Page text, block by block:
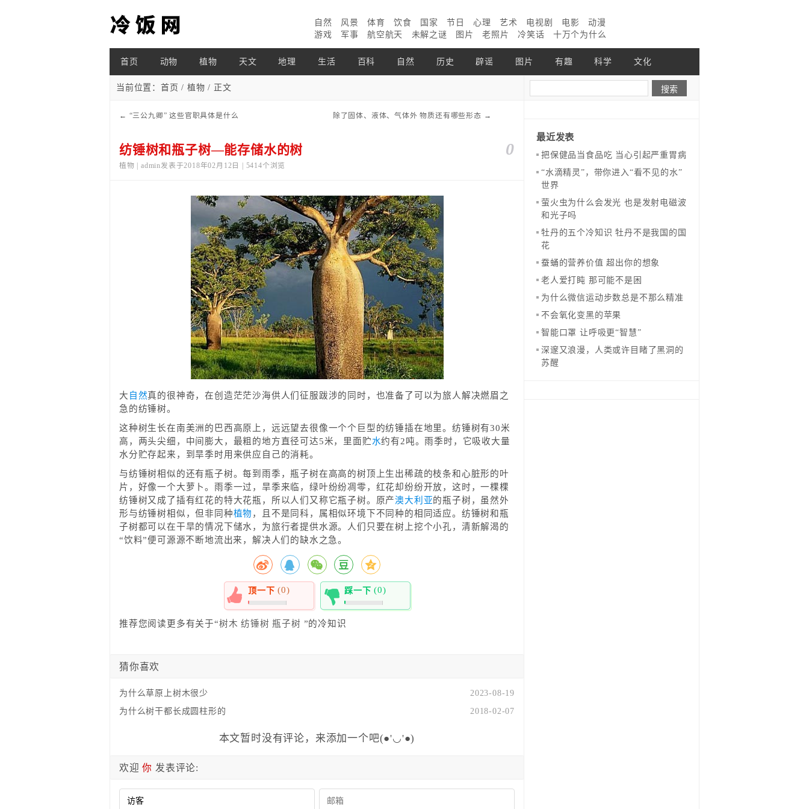
自然 风景 体育 饮食 国家 节日 心理 艺术 电视剧 电影
动漫
游戏
军事 航空航天 未解之谜 图片 老照片 冷笑话 十万个为什么
首页 动物 植物 天文 地理 生活 百科 自然 历史 辟谣 图片 有趣 科学 文化
当前位置： 首页 /植物 / 正文
← “三公九卿” 这些官职具体是什么 除了固体、液体、气体外 物质还有哪些形态 →
0
纺锤树和瓶子树—能存储水的树
植物 | admin发表于2018年02月12日 | 5414个浏览
大 自然真的很神奇，在创造茫茫沙海供人们征服跋涉的同时，也准备了可以为旅人解决燃眉之
急的纺锤树。
这种树生长在南美洲的巴西高原上，远远望去很像一个个巨型的纺锤插在地里。纺锤树有30米
高，两头尖细，中间膨大，最粗的地方直径可达5米，里面贮水约有2吨。雨季时，它吸收大量
水分贮存起来，到旱季时用来供应自己的消耗。
与纺锤树相似的还有瓶子树。每到雨季，瓶子树在高高的树顶上生出稀疏的枝条和心脏形的叶
片，好像一个大萝卜。雨季一过，旱季来临，绿叶纷纷凋零，红花却纷纷开放，这时，一棵棵
纺锤树又成了插有红花的特大花瓶，所以人们又称它瓶子树。原产澳大利亚的瓶子树，虽然外
形与纺锤树相似，但非同种植物 ，且不是同科，属相似环境下不同种的相同适应。纺锤树和瓶
子树都可以在干旱的情况下储水，为旅行者提供水源。人们只要在树上挖个小孔，清新解渴的
“饮料”便可源源不断地流出来，解决人们的缺水之急。
顶一下 (0)
0%
踩一下 (0)
0%
推荐您阅读更多有关于“树木 纺锤树 瓶子树 ”的冷知识
猜你喜欢
2023-08-19
为什么草原上树木很少
2018-02-07
为什么树干都长成圆柱形的
本文暂时没有评论，来添加一个吧(●'◡'●)
欢迎你 发表评论:
最近发表
把保健品当食品吃 当心引起严重胃病
“水滴精灵”，带你进入“看不见的水”
世界
萤火虫为什么会发光 也是发射电磁波
和光子吗
牡丹的五个冷知识 牡丹不是我国的国
花
蚕蛹的营养价值 超出你的想象
老人爱打盹 那可能不是困
为什么微信运动步数总是不那么精准
不会氧化变黑的苹果
智能口罩 让呼吸更“智慧”
深邃又浪漫，人类或许目睹了黑洞的
苏醒